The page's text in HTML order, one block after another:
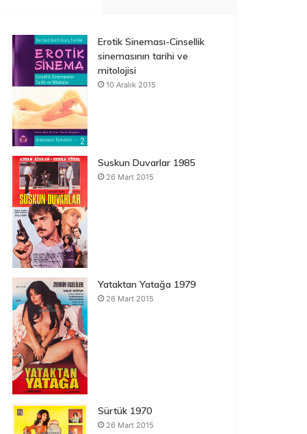
Erotik Sineması-Cinsellik
sinemasının tarihi ve
mitolojisi
10 Aralık 2015
Suskun Duvarlar 1985
26 Mart 2015
Yataktan Yatağa 1979
26 Mart 2015
Sürtük 1970
26 Mart 2015